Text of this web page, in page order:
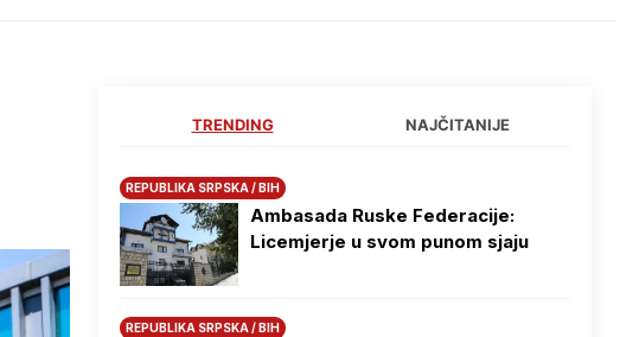
TRENDING NAJČITANIJE
REPUBLIKA SRPSKA / BIH
Ambasada Ruske Federacije:
Licemjerje u svom punom sjaju
REPUBLIKA SRPSKA / BIH